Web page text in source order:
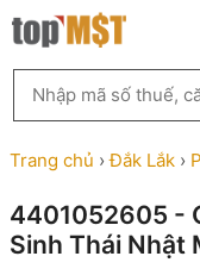
Chuyển
đến
kiếm
MST
theo
tên
ty,
người
Trang chủ ›Đắk Lắk ›
4401052605 -
Sinh Thái Nhật